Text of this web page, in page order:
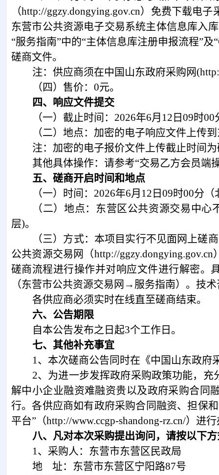
（http://ggzy.dongying.gov.cn）免费下载电子
东营市公共资源电子交易系统主体信息库入
“服务指南”中的“主体信息库注册申报流程”
磋商文件。
注：供应商须在中国山东政府采购网
（四）售价： 0元。
四、响应文件提交
（一）截止时间： 2026年6月 12 日 09时00
（二）地点：加密的电子响应文件上传
注：加密的电子报价文件上传截止时间
其他具体操作：请参考“交易乙方会员端
五、磋商开启时间和地点
（一）时间： 2026年6月 12 日 09时00分
（二）地点： 东营区公共资源交易中心
层)。
（三）方式：本项目实行不见面网上磋商
公共资源交易网 （http://ggzy.dongying.gov.cn
磋商流程进行操作并对响应文件进行解密。
（东营市公共资源交易网→服务指南）。技
各供应商必须实时在线直至磋商结束。
六、公告期限
自本公告发布之日起3个工作日 。
七、其他补充事宜
1、本次磋商公告同时在《中国山东政府
2、 为进一步发挥政府采购政策功能，
解中小企业融资难融资贵以及政府采购合同
行。各供应商如有政府采购合同融资、担保
平台”（http://www.ccgp-shandong-rz.cn/）进
八、凡对本次采购提出询问，请按以下
1、采购人：东营市东营区民政局
地
址：东营市东营区宁阳路87号